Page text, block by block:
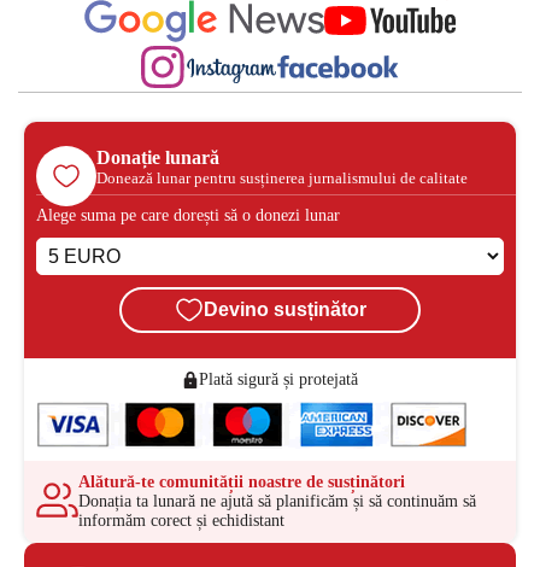
Donație lunară
Donează lunar pentru susținerea jurnalismului de calitate
Alege suma pe care dorești să o donezi lunar
Devino susținător
Plată sigură și protejată
Alătură-te comunității noastre de susținători
Donația ta lunară ne ajută să planificăm și să continuăm să
informăm corect și echidistant